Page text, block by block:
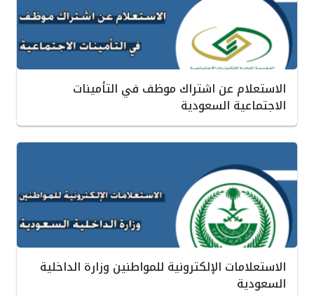
الاستعلام عن اشتراك موظف في التأمينات
الاجتماعية السعودية
الاستعلامات الإلكترونية للمواطنين وزارة الداخلية
السعودية